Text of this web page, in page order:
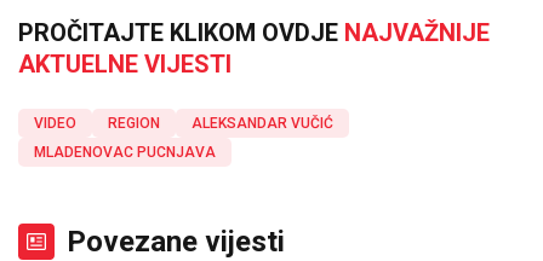
PROČITAJTE KLIKOM OVDJE NAJVAŽNIJE
AKTUELNE VIJESTI
VIDEO REGION
ALEKSANDAR VUČIĆ
MLADENOVAC PUCNJAVA
Povezane vijesti